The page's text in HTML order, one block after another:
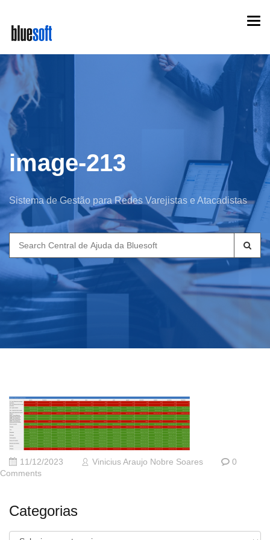
main
content
image-213
Sistema de Gestão para Redes Varejistas e Atacadistas
Search
for:
11/12/2023 Vinicius Araujo Nobre Soares
0
Comments
Categorias